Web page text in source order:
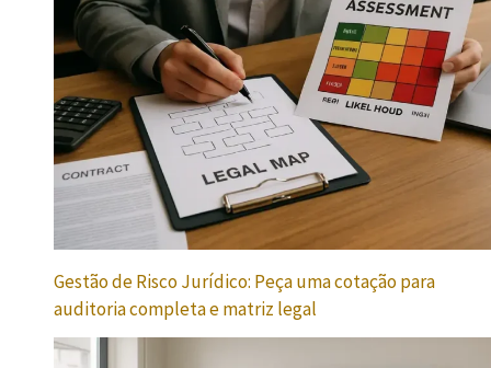
Gestão de Risco Jurídico: Peça uma cotação para
auditoria completa e matriz legal